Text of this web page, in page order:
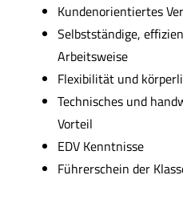
Kundenorientiertes
Selbstständige,
Arbeitsweise
Flexibilität und
Technisches und
Vorteil
EDV Kenntnisse
Führerschein der